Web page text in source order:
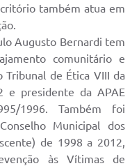
também atua em
Augusto Bernardi tem
comunitário e
de Ética VIII da
e presidente da APAE
1996. Também foi
Municipal dos
de 1998 a 2012,
às Vítimas de